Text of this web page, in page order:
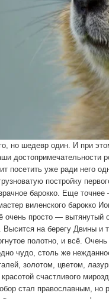
но шедевр один. И при
посетить уже ради него
постройку
барокко. Еще
виленского барокко
очень просто —
на берегу Двины и
полотно, и всё.
чудо, столь же
золотом, цветом,
счастливого
стал православным,